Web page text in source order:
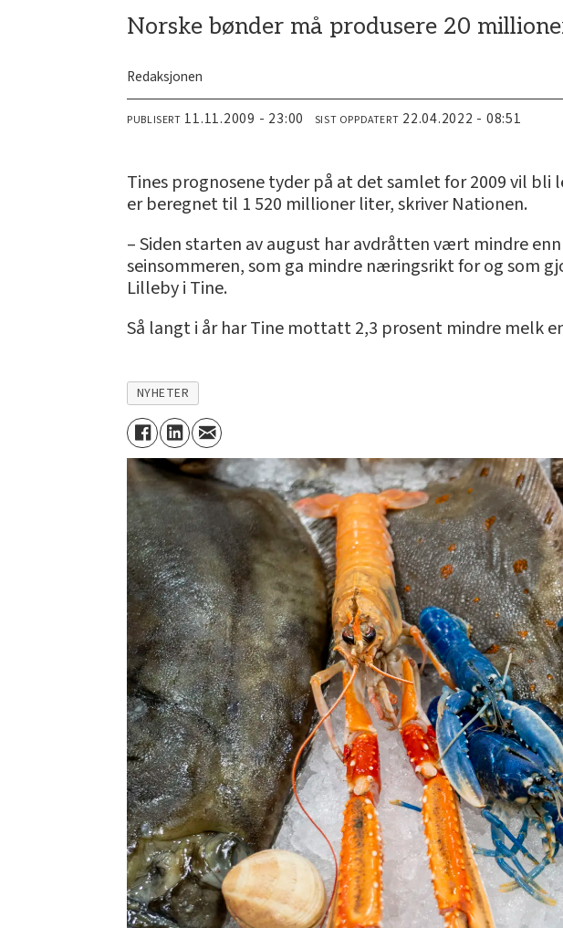
Norske bønder må produsere 20
Redaksjonen
PUBLISERT 11.11.2009 - 23:00 SIST OPPDATERT 22.04.2022 - 08:51
Tines prognosene tyder på at det samlet for 2009 vil
er beregnet til 1 520 millioner liter, skriver Nationen.
– Siden starten av august har avdråtten vært mindre
seinsommeren, som ga mindre næringsrikt for og som
Lilleby i Tine.
Så langt i år har Tine mottatt 2,3 prosent mindre melk
NYHETER